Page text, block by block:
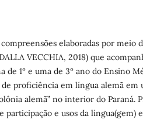
elaboradas por meio
VECCHIA, 2018) que
de 1º e uma de 3º ano do Ensino
proficiência em língua alemã em
alemã” no interior do Paraná.
e usos da língua(gem)